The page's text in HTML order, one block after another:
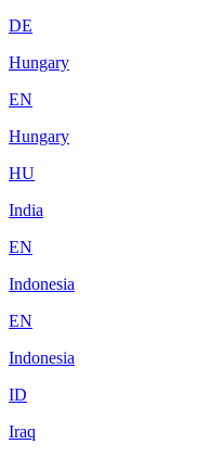
DE
Hungary
EN
Hungary
HU
India
EN
Indonesia
EN
Indonesia
ID
Iraq